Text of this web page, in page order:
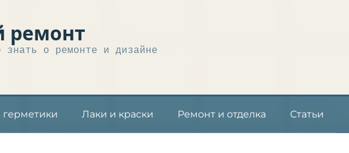
ремонт
о ремонте и дизайне
герметики Лаки и краски Ремонт и отделка Статьи